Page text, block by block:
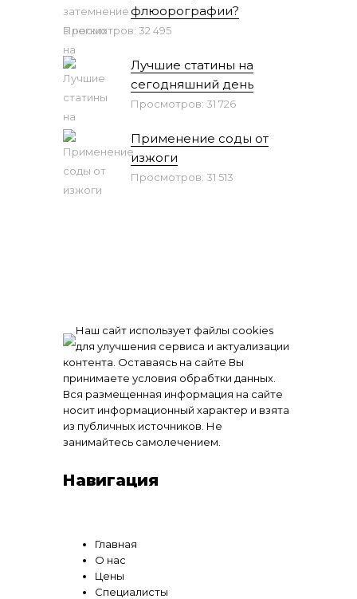
флюорографии?
Просмотров: 32 495
Лучшие статины на
сегодняшний день
Просмотров: 31 726
Применение соды от
изжоги
Просмотров: 31 513
Наш сайт использует файлы cookies
для улучшения сервиса и актуализации
контента. Оставаясь на сайте Вы
принимаете условия обрабтки данных.
Вся размещенная информация на сайте
носит информационный характер и взята
из публичных источников. Не
занимайтесь самолечением.
Навигация
Главная
О нас
Цены
Специалисты